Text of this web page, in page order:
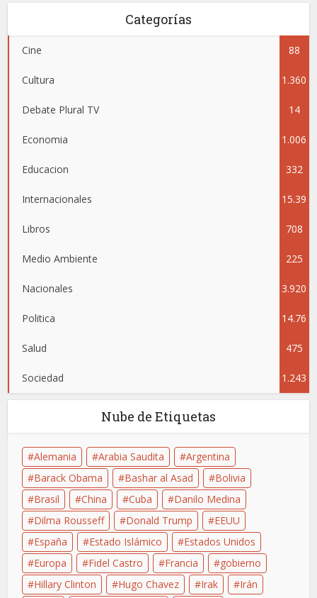
Categorías
Cine 88
Cultura 1.360
Debate Plural TV 14
Economia 1.006
Educacion 332
Internacionales 15.39
5
Libros 708
Medio Ambiente 225
Nacionales 3.920
Politica 14.76
4
Salud 475
Sociedad 1.243
Nube de Etiquetas
Alemania Arabia Saudita
Argentina
Barack Obama
Bashar al Asad
Bolivia
Brasil
China Cuba
Danilo Medina
Dilma Rousseff
Donald Trump
EEUU
España
Estado Islámico
Estados Unidos
Europa
Fidel Castro Francia
gobierno
Hillary Clinton
Hugo Chavez Irak
Irán